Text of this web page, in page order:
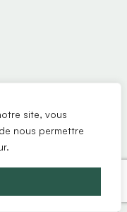
site, vous
nous permettre